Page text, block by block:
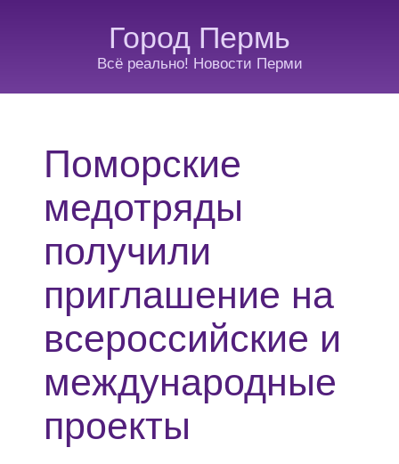
Город Пермь
Всё реально! Новости Перми
Поморские
медотряды
получили
приглашение на
всероссийские и
международные
проекты